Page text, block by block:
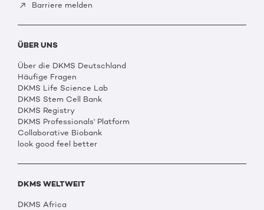
Barriere melden
ÜBER UNS
Über die DKMS Deutschland
Häufige Fragen
DKMS Life Science Lab
DKMS Stem Cell Bank
DKMS Registry
DKMS Professionals' Platform
Collaborative Biobank
look good feel better
DKMS WELTWEIT
DKMS Africa